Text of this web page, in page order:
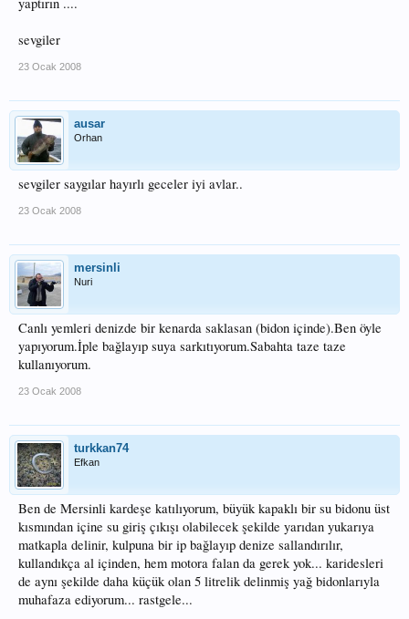
sevgiler
23 Ocak 2008
ausar
Orhan
sevgiler saygılar hayırlı geceler iyi avlar..
23 Ocak 2008
mersinli
Nuri
Canlı yemleri denizde bir kenarda saklasan (bidon içinde).Ben öyle
yapıyorum.İple bağlayıp suya sarkıtıyorum.Sabahta taze taze
kullanıyorum.
23 Ocak 2008
turkkan74
Efkan
Ben de Mersinli kardeşe katılıyorum, büyük kapaklı bir su bidonu üst
kısmından içine su giriş çıkışı olabilecek şekilde yarıdan yukarıya
matkapla delinir, kulpuna bir ip bağlayıp denize sallandırılır,
kullandıkça al içinden, hem motora falan da gerek yok... karidesleri
de aynı şekilde daha küçük olan 5 litrelik delinmiş yağ bidonlarıyla
muhafaza ediyorum... rastgele...